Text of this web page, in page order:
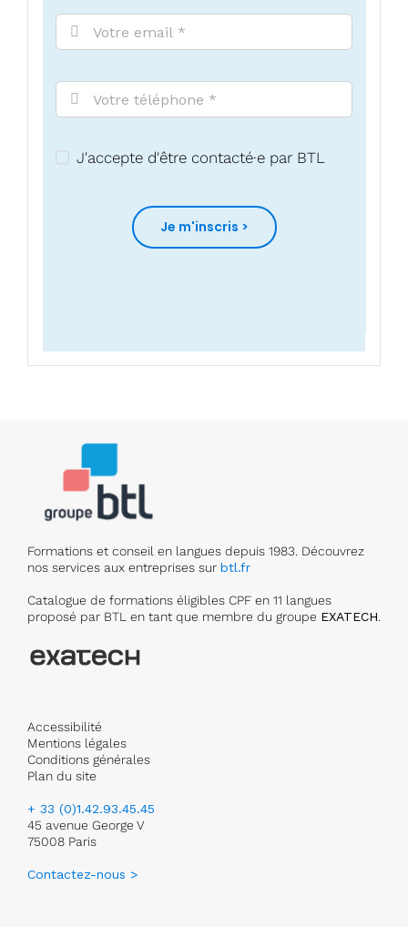
J'accepte d'être contacté·e par BTL
Je m'inscris >
Formations et conseil en langues depuis 1983. Découvrez
nos services aux entreprises sur btl.fr
Catalogue de formations éligibles CPF en 11 langues
proposé par BTL en tant que membre du groupe EXATECH.
Accessibilité
Mentions légales
Conditions générales
Plan du site
+ 33 (0)1.42.93.45.45
45 avenue George V
75008 Paris
Contactez-nous >